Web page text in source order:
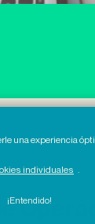
una experiencia
individuales .
¡Entendido!